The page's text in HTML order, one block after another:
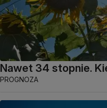
Nawet 34 stopnie.
PROGNOZA